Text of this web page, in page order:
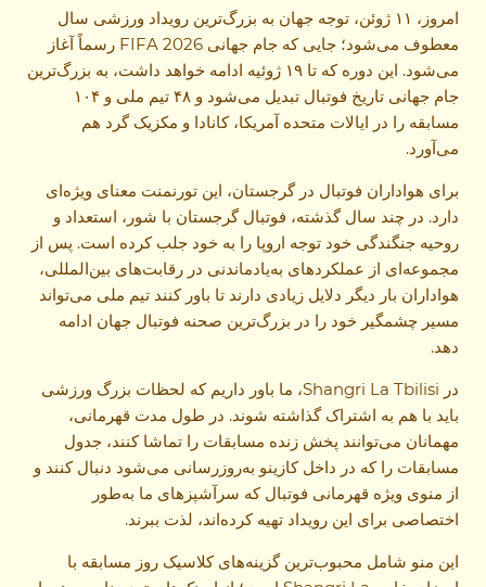
امروز، ۱۱ ژوئن، توجه جهان به بزرگ‌ترین رویداد ورزشی سال
معطوف می‌شود؛ جایی که جام جهانی FIFA 2026 رسماً آغاز
می‌شود. این دوره که تا ۱۹ ژوئیه ادامه خواهد داشت، به بزرگ‌ترین
جام جهانی تاریخ فوتبال تبدیل می‌شود و ۴۸ تیم ملی و ۱۰۴
مسابقه را در ایالات متحده آمریکا، کانادا و مکزیک گرد هم
می‌آورد.
برای هواداران فوتبال در گرجستان، این تورنمنت معنای ویژه‌ای
دارد. در چند سال گذشته، فوتبال گرجستان با شور، استعداد و
روحیه جنگندگی خود توجه اروپا را به خود جلب کرده است. پس از
مجموعه‌ای از عملکردهای به‌یادماندنی در رقابت‌های بین‌المللی،
هواداران بار دیگر دلایل زیادی دارند تا باور کنند تیم ملی می‌تواند
مسیر چشمگیر خود را در بزرگ‌ترین صحنه فوتبال جهان ادامه
دهد.
در Shangri La Tbilisi، ما باور داریم که لحظات بزرگ ورزشی
باید با هم به اشتراک گذاشته شوند. در طول مدت قهرمانی،
مهمانان می‌توانند پخش زنده مسابقات را تماشا کنند، جدول
مسابقات را که در داخل کازینو به‌روزرسانی می‌شود دنبال کنند و
از منوی ویژه قهرمانی فوتبال که سرآشپزهای ما به‌طور
اختصاصی برای این رویداد تهیه کرده‌اند، لذت ببرند.
این منو شامل محبوب‌ترین گزینه‌های کلاسیک روز مسابقه با